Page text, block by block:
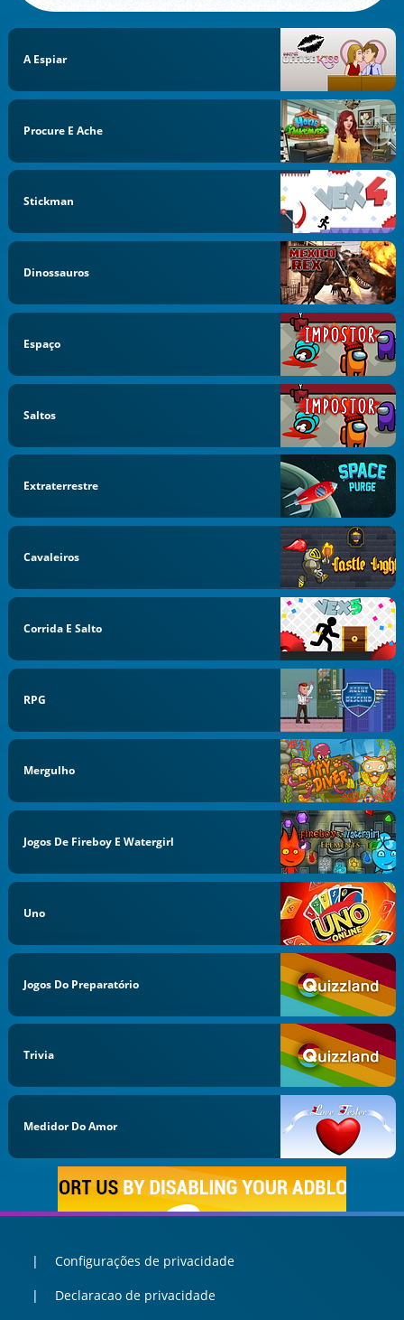
A Espiar
Procure E Ache
Stickman
Dinossauros
Espaço
Saltos
Extraterrestre
Cavaleiros
Corrida E Salto
RPG
Mergulho
Jogos De Fireboy E Watergirl
Uno
Jogos Do Preparatório
Trivia
Medidor Do Amor
Configurações de privacidade
Declaracao de privacidade